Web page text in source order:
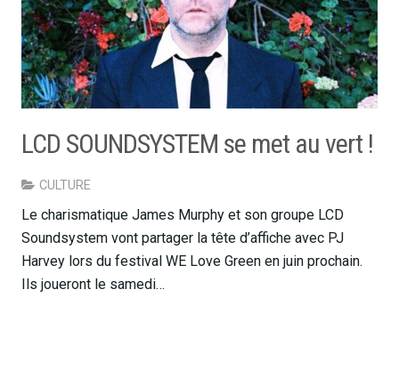
LCD SOUNDSYSTEM se met au vert !
CULTURE
Le charismatique James Murphy et son groupe LCD
Soundsystem vont partager la tête d’affiche avec PJ
Harvey lors du festival WE Love Green en juin prochain.
Ils joueront le samedi…